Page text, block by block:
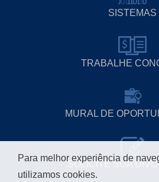
SISTEMAS
TRABALHE
MURAL DE
SOLICITE SUA
Para melhor experiência de
utilizamos cookies.